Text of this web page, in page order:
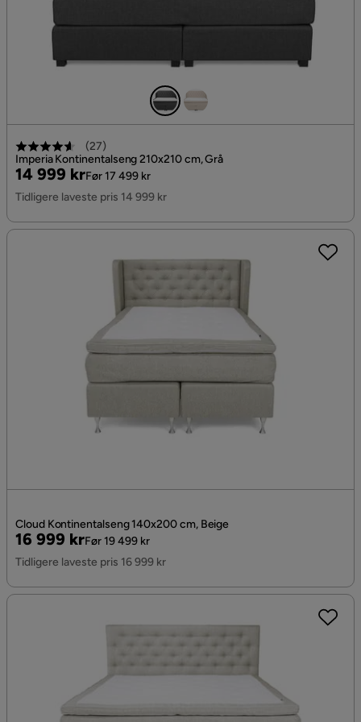
(27)
Imperia Kontinentalseng 210x210 cm, Grå
Pris
14 999 kr
Original
Pris
Før 17 499 kr
Tidligere laveste pris 14 999 kr
Cloud Kontinentalseng 140x200 cm, Beige
Pris
16 999 kr
Original
Pris
Før 19 499 kr
Tidligere laveste pris 16 999 kr